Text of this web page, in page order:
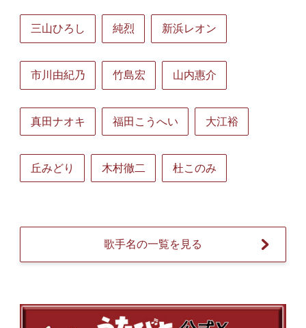
三山ひろし 純烈 新浜レオン
市川由紀乃 竹島宏 山内惠介
真田ナオキ 福田こうへい 大江裕
丘みどり 木村徹二 杜このみ
歌手名の一覧を見る